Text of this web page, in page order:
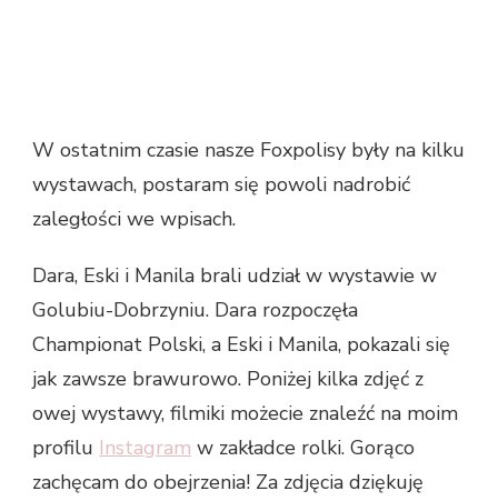
W ostatnim czasie nasze Foxpolisy były na kilku
wystawach, postaram się powoli nadrobić
zaległości we wpisach.
Dara, Eski i Manila brali udział w wystawie w
Golubiu-Dobrzyniu. Dara rozpoczęła
Championat Polski, a Eski i Manila, pokazali się
jak zawsze brawurowo. Poniżej kilka zdjęć z
owej wystawy, filmiki możecie znaleźć na moim
profilu Instagram w zakładce rolki. Gorąco
zachęcam do obejrzenia! Za zdjęcia dziękuję